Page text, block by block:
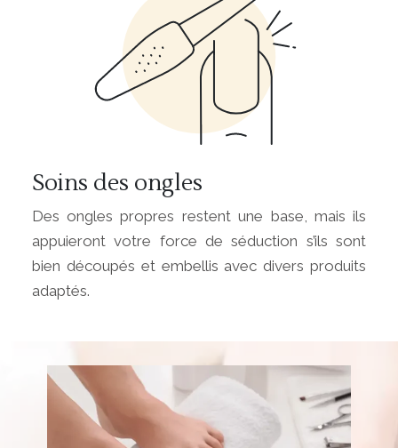
Soins des ongles
Des ongles propres restent une base, mais ils
appuieront votre force de séduction s’ils sont
bien découpés et embellis avec divers produits
adaptés.